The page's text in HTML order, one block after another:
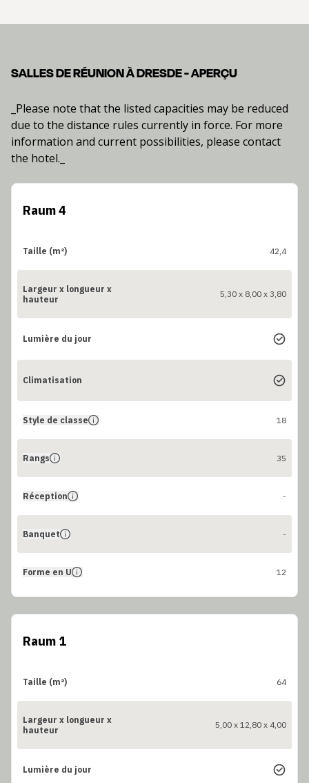
SALLES DE RÉUNION À DRESDE - APERÇU
_Please note that the listed capacities may be reduced
due to the distance rules currently in force. For more
information and current possibilities, please contact
the hotel._
Raum 4
Taille (m²) 42,4
Largeur x longueur x
hauteur
5,30 x 8,00 x 3,80
Lumière du jour
Climatisation
Style de classe 18
Rangs 35
Réception -
Banquet -
Forme en U 12
Raum 1
Taille (m²) 64
Largeur x longueur x
hauteur
5,00 x 12,80 x 4,00
Lumière du jour